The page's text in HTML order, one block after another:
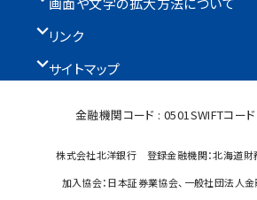
リンク
サイトマップ
金融機関コード : 0501SWIFTコー
株式会社北洋銀行 登録金融機関：北海道財
加入協会：日本証券業協会、一般社団法人